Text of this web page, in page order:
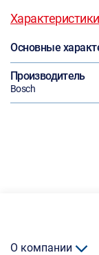
Характеристики
Основные
Производитель
Bosch
О компании